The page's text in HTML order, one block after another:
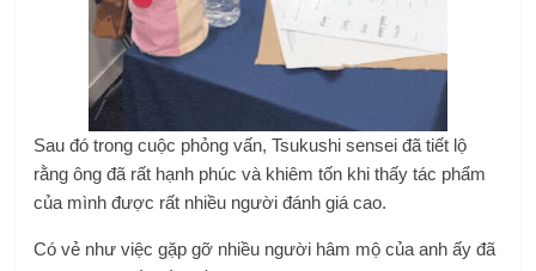
Sau đó trong cuộc phỏng vấn, Tsukushi sensei đã tiết lộ
rằng ông đã rất hạnh phúc và khiêm tốn khi thấy tác phẩm
của mình được rất nhiều người đánh giá cao.
Có vẻ như việc gặp gỡ nhiều người hâm mộ của anh ấy đã